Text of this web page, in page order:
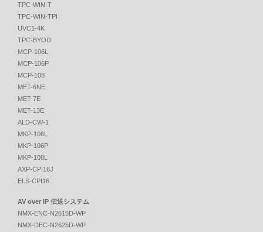
TPC-WIN-T
TPC-WIN-TPI
UVC1-4K
TPC-BYOD
MCP-106L
MCP-106P
MCP-108
MET-6NE
MET-7E
MET-13E
ALD-CW-1
MKP-106L
MKP-106P
MKP-108L
AXP-CPI16J
ELS-CPI16
AV over IP 伝送システム
NMX-ENC-N2615D-WP
NMX-DEC-N2625D-WP